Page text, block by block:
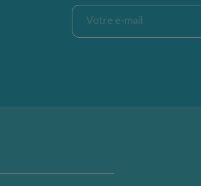
E-
mail
*